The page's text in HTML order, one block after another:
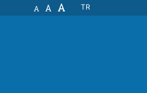
A A A TR